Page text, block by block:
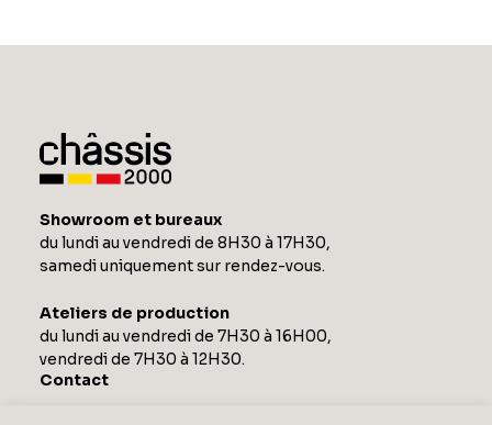
Showroom et bureaux
du lundi au vendredi de 8H30 à 17H30,
samedi uniquement sur rendez-vous.
Ateliers de production
du lundi au vendredi de 7H30 à 16H00,
vendredi de 7H30 à 12H30.
Contact